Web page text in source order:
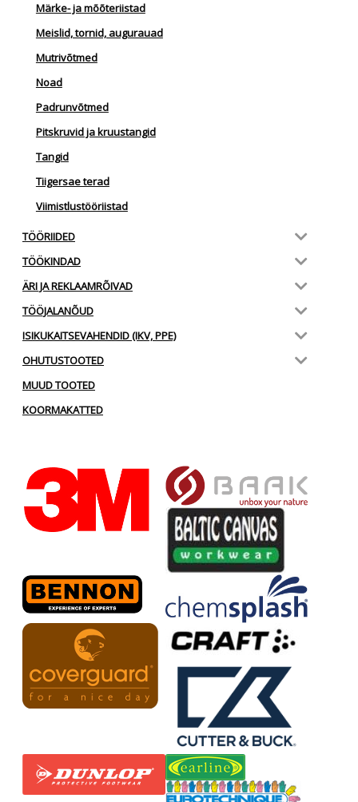
Märke- ja mõõteriistad
Meislid, tornid, augurauad
Mutrivõtmed
Noad
Padrunvõtmed
Pitskruvid ja kruustangid
Tangid
Tiigersae terad
Viimistlustööriistad
TÖÖRIIDED
TÖÖKINDAD
ÄRI JA REKLAAMRÕIVAD
TÖÖJALANÕUD
ISIKUKAITSEVAHENDID (IKV, PPE)
OHUTUSTOOTED
MUUD TOOTED
KOORMAKATTED